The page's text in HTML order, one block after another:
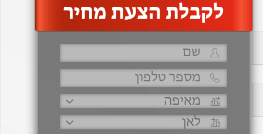
‫לקבלת הצעת מחיר